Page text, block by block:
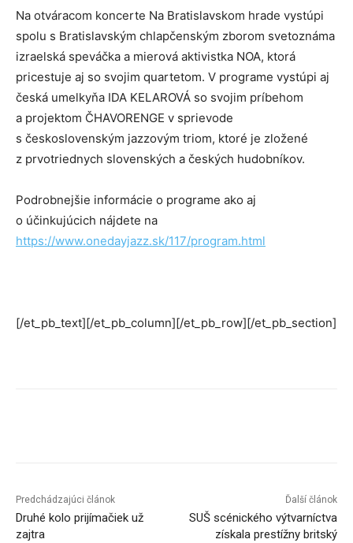
Na otváracom koncerte Na Bratislavskom hrade vystúpi
spolu s Bratislavským chlapčenským zborom svetoznáma
izraelská speváčka a mierová aktivistka NOA, ktorá
pricestuje aj so svojim quartetom. V programe vystúpi aj
česká umelkyňa IDA KELAROVÁ so svojim príbehom
a projektom ČHAVORENGE v sprievode
s československým jazzovým triom, ktoré je zložené
z prvotriednych slovenských a českých hudobníkov.
Podrobnejšie informácie o programe ako aj
o účinkujúcich nájdete na
https://www.onedayjazz.sk/117/program.html
[/et_pb_text][/et_pb_column][/et_pb_row][/et_pb_section]
Predchádzajúci článok
Druhé kolo prijímačiek už
zajtra
Ďalší článok
SUŠ scénického výtvarníctva
získala prestížny britský